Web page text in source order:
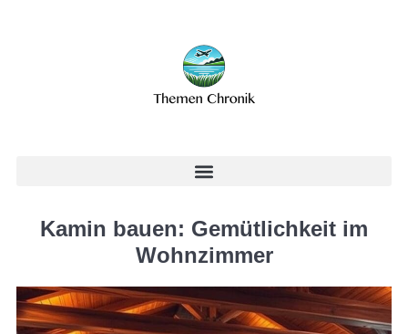
Kamin bauen: Gemütlichkeit im
Wohnzimmer